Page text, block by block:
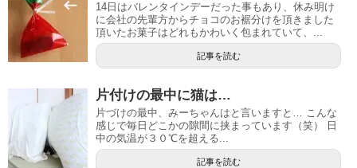
14日はバレンタインデーだった事もあり、休み明け
に会社の先輩方からチョコのお裾分けを頂きました
頂いたお菓子はどれもかわいく包まれていて、...
記事を読む
片付けの最中に猫は…
片づけの最中、みーちゃんはと言いますと… こんな
感じで毎日どこかの隙間に挟まっています（笑） 日
中の気温が３０℃を超える...
記事を読む